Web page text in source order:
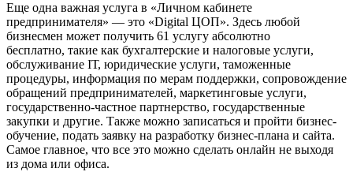
Еще одна важная услуга в «Личном кабинете
предпринимателя» — это «Digital ЦОП». Здесь любой
бизнесмен может получить 61 услугу абсолютно
бесплатно, такие как бухгалтерские и налоговые услуги,
обслуживание IТ, юридические услуги, таможенные
процедуры, информация по мерам поддержки, сопровождение
обращений предпринимателей, маркетинговые услуги,
государственно-частное партнерство, государственные
закупки и другие. Также можно записаться и пройти бизнес-
обучение, подать заявку на разработку бизнес-плана и сайта.
Самое главное, что все это можно сделать онлайн не выходя
из дома или офиса.